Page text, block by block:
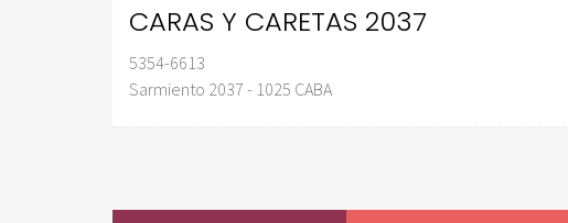
CARAS Y CARETAS 2037
5354-6613
Sarmiento 2037 - 1025 CABA